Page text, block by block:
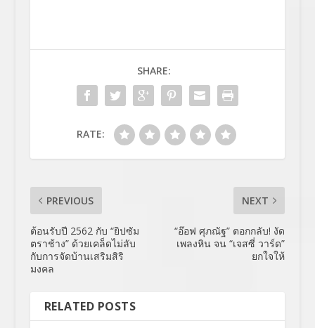
SHARE:
RATE:
PREVIOUS
ต้อนรับปี 2562 กับ “ยิปซัม
ตราช้าง” ด้วยเคล็ดไม่ลับ
กับการจัดบ้านเสริมสิริ
มงคล
NEXT
“อ๊อฟ ศุภณัฐ” ตอกกลับ! งัด
เพลงหิน จน “เจสซี่ วาร์ด”
ยกใจให้
RELATED POSTS